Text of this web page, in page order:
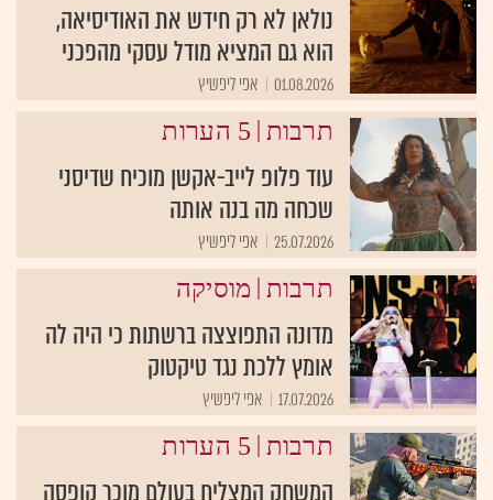
נולאן לא רק חידש את האודיסיאה,
הוא גם המציא מודל עסקי מהפכני
01.08.2026 אפי ליפשיץ
תרבות | 5 הערות
עוד פלופ לייב-אקשן מוכיח שדיסני
שכחה מה בנה אותה
25.07.2026 אפי ליפשיץ
תרבות | מוסיקה
מדונה התפוצצה ברשתות כי היה לה
אומץ ללכת נגד טיקטוק
17.07.2026 אפי ליפשיץ
תרבות | 5 הערות